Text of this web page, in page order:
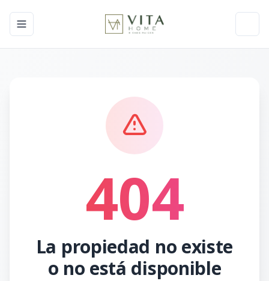
Toggle navigation menu
404
La propiedad no existe
o no está disponible